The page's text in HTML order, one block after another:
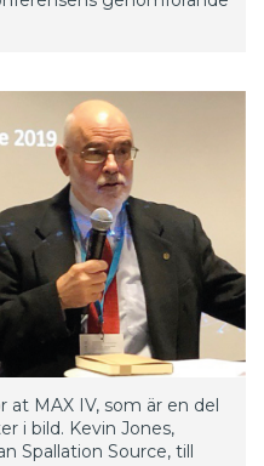
at MAX IV, som är en del
i bild. Kevin Jones,
Spallation Source, till